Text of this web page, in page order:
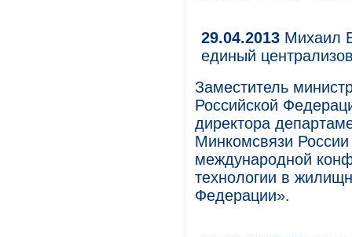
29.04.2013 Михаил
единый
Заместитель
Российской
директора
Минкомсвязи
международной
технологии в
Федерации».